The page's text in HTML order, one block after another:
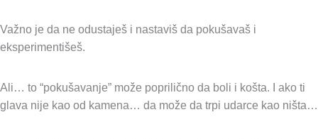
Važno je da ne odustaješ i nastaviš da pokušavaš i
eksperimentišeš.
Ali… to “pokušavanje” može poprilično da boli i košta. I ako ti
glava nije kao od kamena… da može da trpi udarce kao ništa…